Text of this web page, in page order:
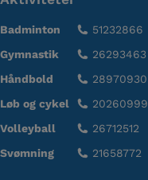
Badminton 51232866
Gymnastik
26293463
Håndbold
28970930
Løb og cykel
20260999
Volleyball
26712512
Svømning
21658772